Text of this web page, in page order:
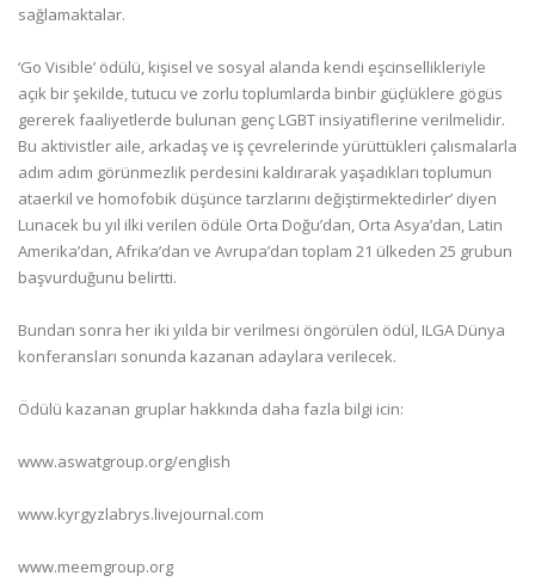
sağlamaktalar.
‘Go Visible’ ödülü, kişisel ve sosyal alanda kendi eşcinsellikleriyle
açık bir şekilde, tutucu ve zorlu toplumlarda binbir güçlüklere gögüs
gererek faaliyetlerde bulunan genç LGBT insiyatiflerine verilmelidir.
Bu aktivistler aile, arkadaş ve iş çevrelerinde yürüttükleri çalısmalarla
adım adım görünmezlik perdesini kaldırarak yaşadıkları toplumun
ataerkil ve homofobik düşünce tarzlarını değiştirmektedirler’ diyen
Lunacek bu yıl ilki verilen ödüle Orta Doğu’dan, Orta Asya’dan, Latin
Amerika’dan, Afrika’dan ve Avrupa’dan toplam 21 ülkeden 25 grubun
başvurduğunu belirtti.
Bundan sonra her iki yılda bir verilmesi öngörülen ödül, ILGA Dünya
konferansları sonunda kazanan adaylara verilecek.
Ödülü kazanan gruplar hakkında daha fazla bilgi icin:
www.aswatgroup.org/english
www.kyrgyzlabrys.livejournal.com
www.meemgroup.org